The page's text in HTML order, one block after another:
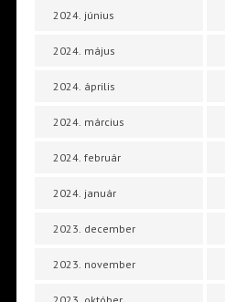
2024. június
2024. május
2024. április
2024. március
2024. február
2024. január
2023. december
2023. november